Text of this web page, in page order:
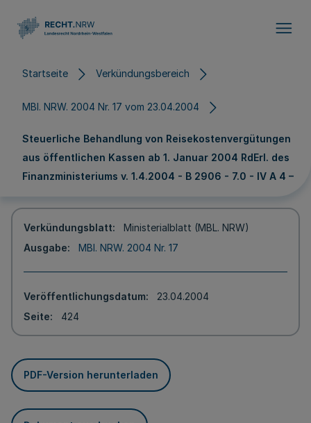
Startseite Verkündungsbereich
MBl. NRW. 2004 Nr. 17 vom 23.04.2004
Steuerliche Behandlung von Reisekostenvergütungen
aus öffentlichen Kassen ab 1. Januar 2004 RdErl. des
Finanzministeriums v. 1.4.2004 - B 2906 - 7.0 - IV A 4 –
Verkündungsblatt
Ministerialblatt (MBL. NRW)
Ausgabe
MBl. NRW. 2004 Nr. 17
Veröffentlichungsdatum
23.04.2004
Seite
424
PDF-Version herunterladen